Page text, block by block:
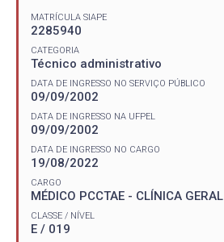
MATRÍCULA SIAPE
2285940
CATEGORIA
Técnico administrativo
DATA DE INGRESSO NO SERVIÇO PÚBLICO
09/09/2002
DATA DE INGRESSO NA UFPEL
09/09/2002
DATA DE INGRESSO NO CARGO
19/08/2022
CARGO
MÉDICO PCCTAE - CLÍNICA GERAL
CLASSE / NÍVEL
E / 019